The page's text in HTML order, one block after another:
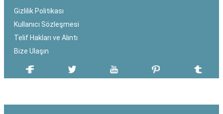
Gizlilik Politikası
Kullanıcı Sözleşmesi
Telif Hakları ve Alıntı
Bize Ulaşın